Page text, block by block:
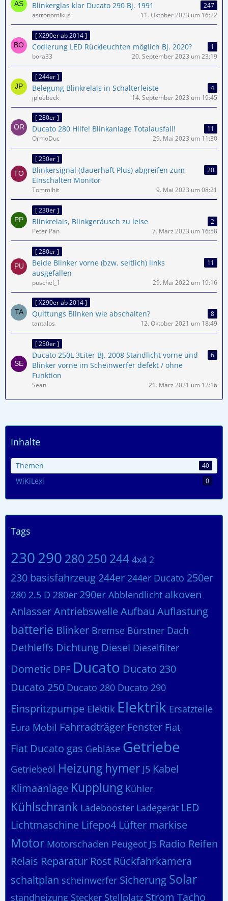
Blinkerglas klar Ducato 290 Bj. 1991
247
astronomikus
11. Oktober 2023 um 16:22
[ X290er ab 2014 ]
Codierung LED Rückleuchten möglich Bj. 2020?
1
bora33
20. September 2023 um 23:19
[ 244er ]
Belegung Blinkrelais in Schalterleiste
4
jpluebeck
14. September 2023 um 19:45
[ 280er ]
Ducato 280 Hilfe! Blinkanlage Totalausfall!
11
OrmoDuc
29. Mai 2023 um 11:30
[ 250er ]
Blinkersignal (dauerhaft Plus) abgreifen zum
Einschalten Monitor
20
Tommihit 9. Mai 2023 um 08:21
[ 230er ]
Blinkrelais, Blinkgeräusch zu leise
2
Peter Pan
7. März 2023 um 16:58
[ 280er ]
Beide Blinker vorne (bzw. seitlich) links
ausgefallen
11
puschel_1 29. Mai 2022 um 19:16
[ X290er ab 2014 ]
Quittungs Blinken wie abschalten?
8
tantalos
12. Oktober 2021 um 18:49
[ 250er ]
Ducato 250L 3Liter BJ. 2008 Standlicht vorne und
Blinker vorne im Scheinwerfer defekt / ohne
Funktion
6
Sean 21. März 2021 um 12:16
Inhalte
Themen 40
WiKiLexi 0
Tags
230290 280 250 244 4x4 2
230 basisfahrzeug 244er 244er Ducato 250er
280 2.5 D 280er 290er Abblendlicht alkoven
AnlasserAntriebswelleAufbau Auflastung
batterie Blinker Bremse Bürstner Dach
Dethleffs Dichtung Diesel Dieselfilter
Dometic DPF Ducato Ducato 230
Ducato 250 Ducato 280 Ducato 290
Einspritzpumpe Elektik Elektrik Ersatzteile
Eura Mobil Fahrradträger Fenster Fiat
Fiat Ducato gas Gebläse Getriebe
Getriebeöl Heizung hymer J5 Kabel
Klimaanlage Kupplung Kühler
Kühlschrank Ladebooster Ladegerät LED
Lichtmaschine Lifepo4 Lüfter markise
Motor Motorschaden Peugeot J5 Radio Reifen
Relais Reparatur Rost Rückfahrkamera
schaltplan scheinwerfer Sicherung Solar
standheizung Stecker Stellplatz Strom Tacho